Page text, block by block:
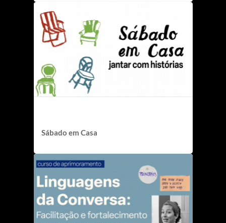
Sábado em Casa